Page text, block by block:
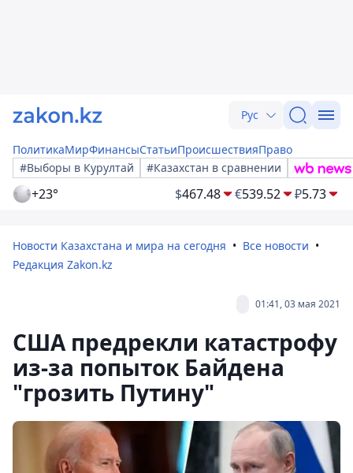
Рус
ПолитикаМирФинансыСтатьиПроисшествияПраво
#Выборы в Курултай
#Казахстан в сравнении
+23° $467.48 €539.52 ₽5.73
Новости Казахстана и мира на сегодня
Все новости
Редакция Zakon.kz
01:41, 03 мая 2021
США предрекли катастрофу
из-за попыток Байдена
"грозить Путину"